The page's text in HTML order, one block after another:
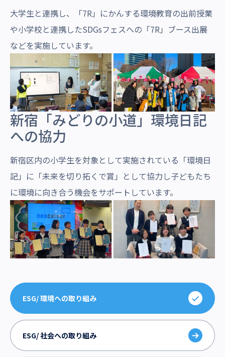
大学生と連携し、「7R」にかんする環境教育の出前授業
や小学校と連携したSDGsフェスへの「7R」ブース出展
などを実施しています。
新宿「みどりの小道」環境日記
への協力
新宿区内の小学生を対象として実施されている「環境日
記」に「未来を切り拓くで賞」として協力し子どもたち
に環境に向き合う機会をサポートしています。
ESG/ 環境への取り組み
ESG/ 社会への取り組み